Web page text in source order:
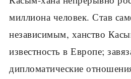
миллиона человек. Став
независимым, ханство
известность в Европе;
дипломатические